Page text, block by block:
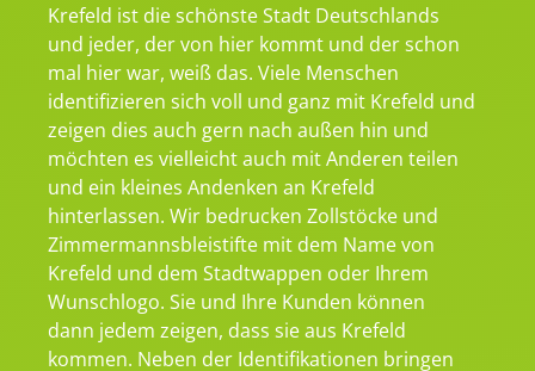
Krefeld ist die schönste Stadt Deutschlands
und jeder, der von hier kommt und der schon
mal hier war, weiß das. Viele Menschen
identifizieren sich voll und ganz mit Krefeld und
zeigen dies auch gern nach außen hin und
möchten es vielleicht auch mit Anderen teilen
und ein kleines Andenken an Krefeld
hinterlassen. Wir bedrucken Zollstöcke und
Zimmermannsbleistifte mit dem Name von
Krefeld und dem Stadtwappen oder Ihrem
Wunschlogo. Sie und Ihre Kunden können
dann jedem zeigen, dass sie aus Krefeld
kommen. Neben der Identifikationen bringen